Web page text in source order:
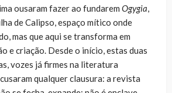
ousaram fazer ao fundarem Ogygia,
de Calipso, espaço mítico onde
mas que aqui se transforma em
e criação. Desde o início, estas duas
vozes já firmes na literatura
qualquer clausura: a revista